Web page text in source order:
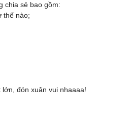
chia sẻ bao gồm:
thế nào;
đón xuân vui nhaaaa!